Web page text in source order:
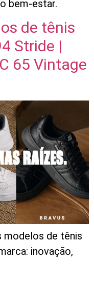
bem-estar.
de tênis
Stride |
65 Vintage
modelos de tênis
inovação,